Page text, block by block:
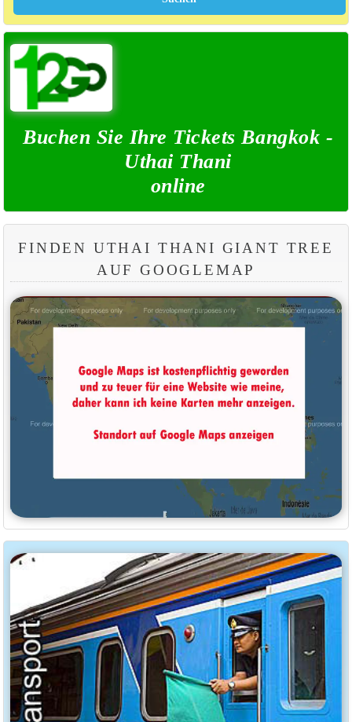
Buchen Sie Ihre Tickets Bangkok -
Uthai Thani
online
FINDEN UTHAI THANI GIANT TREE
AUF GOOGLEMAP